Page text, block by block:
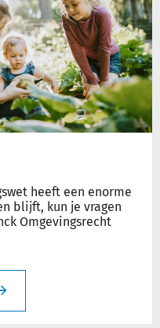
heeft een enorme
blijft, kun je vragen
Omgevingsrecht